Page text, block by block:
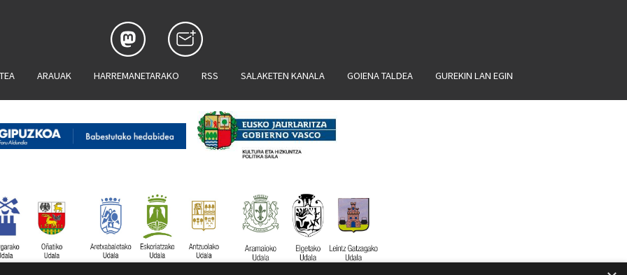
ARAUAK HARREMANETARAKO RSS SALAKETEN KANALA GOIENA TALDEA GUREKIN LAN EGIN